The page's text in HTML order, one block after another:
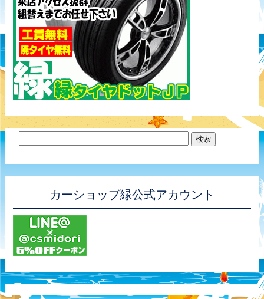
カーショップ緑公式アカウント